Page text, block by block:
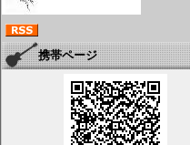
携帯ページ